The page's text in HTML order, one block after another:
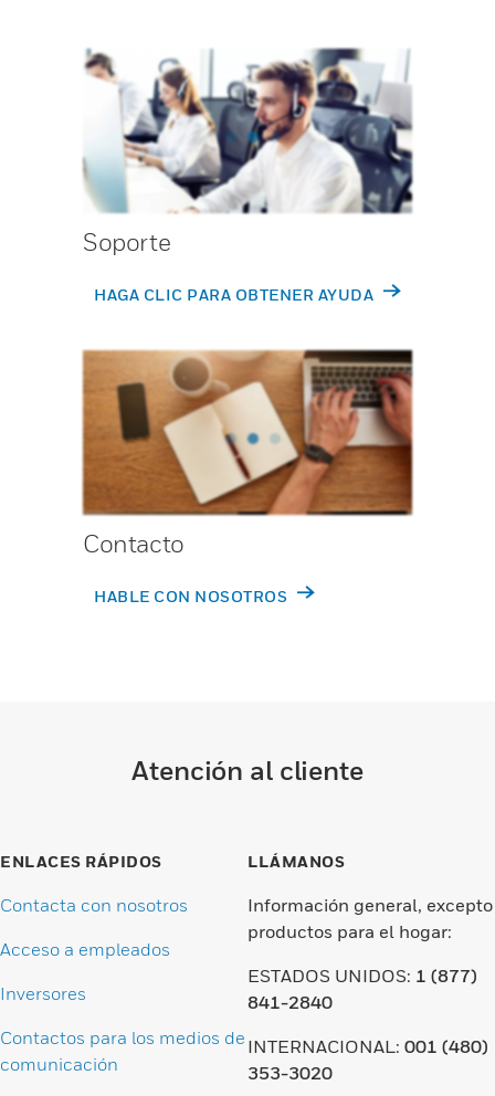
Soporte
HAGA CLIC PARA OBTENER AYUDA
Contacto
HABLE CON NOSOTROS
Atención al cliente
ENLACES RÁPIDOS
Contacta con nosotros
Acceso a empleados
Inversores
Contactos para los medios de
comunicación
LLÁMANOS
Información general, excepto
productos para el hogar:
ESTADOS UNIDOS: 1 (877)
841-2840
INTERNACIONAL: 001 (480)
353-3020